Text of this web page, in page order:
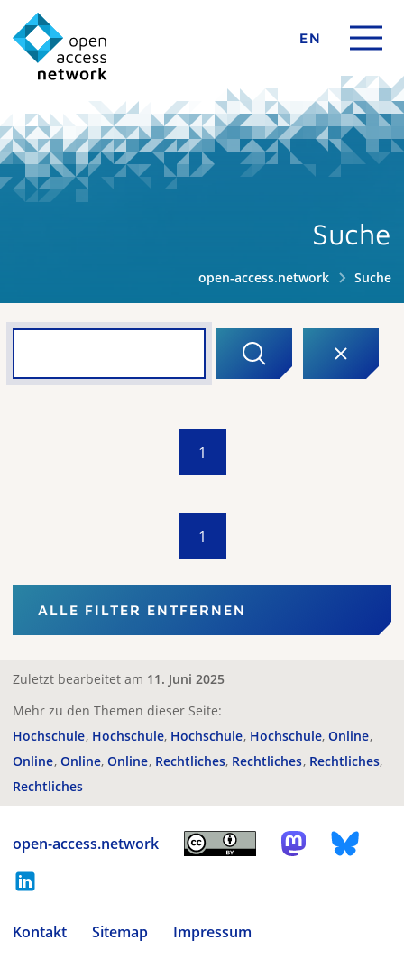
EN
Suche
open-access.network Suche
1
1
ALLE FILTER ENTFERNEN
Zuletzt bearbeitet am 11. Juni 2025
Mehr zu den Themen dieser Seite:
Hochschule Hochschule Hochschule Hochschule Online
Online Online Online Rechtliches Rechtliches Rechtliches
Rechtliches
open-access.network
Kontakt Sitemap
Impressum